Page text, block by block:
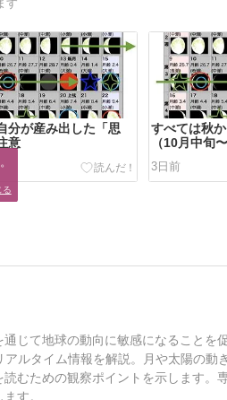
す
分が産み出した「思
意
すべては秋
（10月中旬
3日前
じて地球の動向に敏感になることを
ルタイム情報を解説。月や太陽の動
むための観察ポイントを示します。
す。
る